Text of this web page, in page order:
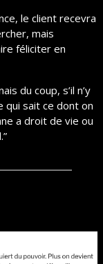
le client recevra
mais
féliciter en
du coup, s’il n’y
qui sait ce dont on
a droit de vie ou